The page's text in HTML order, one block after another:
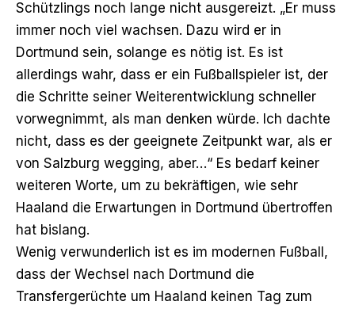
Schützlings noch lange nicht ausgereizt. „Er muss
immer noch viel wachsen. Dazu wird er in
Dortmund sein, solange es nötig ist. Es ist
allerdings wahr, dass er ein Fußballspieler ist, der
die Schritte seiner Weiterentwicklung schneller
vorwegnimmt, als man denken würde. Ich dachte
nicht, dass es der geeignete Zeitpunkt war, als er
von Salzburg wegging, aber…“ Es bedarf keiner
weiteren Worte, um zu bekräftigen, wie sehr
Haaland die Erwartungen in Dortmund übertroffen
hat bislang.
Wenig verwunderlich ist es im modernen Fußball,
dass der Wechsel nach Dortmund die
Transfergerüchte um Haaland keinen Tag zum